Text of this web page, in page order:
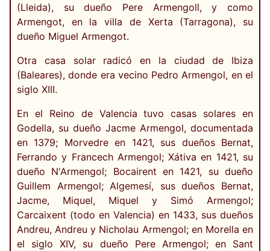
(Lleida), su dueño Pere Armengoll, y como
Armengot, en la villa de Xerta (Tarragona), su
dueño Miguel Armengot.
Otra casa solar radicó en la ciudad de Ibiza
(Baleares), donde era vecino Pedro Armengol, en el
siglo XIII.
En el Reino de Valencia tuvo casas solares en
Godella, su dueño Jacme Armengol, documentada
en 1379; Morvedre en 1421, sus dueños Bernat,
Ferrando y Francech Armengol; Xátiva en 1421, su
dueño N'Armengol; Bocairent en 1421, su dueño
Guillem Armengol; Algemesí, sus dueños Bernat,
Jacme, Miquel, Miquel y Simó Armengol;
Carcaixent (todo en Valencia) en 1433, sus dueños
Andreu, Andreu y Nicholau Armengol; en Morella en
el siglo XIV, su dueño Pere Armengol; en Sant